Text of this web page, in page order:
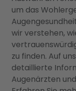
um das
wir verstehen,
zu finden. Auf
detaillierte
Augenärzten